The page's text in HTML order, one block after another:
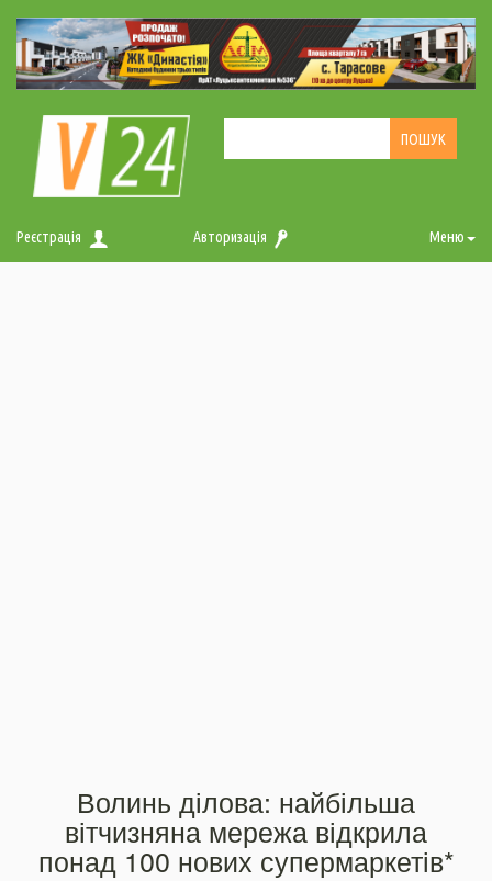
Реєстрація Авторизація Меню
Волинь ділова: найбільша
вітчизняна мережа відкрила
понад 100 нових супермаркетів*